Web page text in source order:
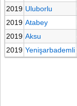
2019 Uluborlu
2019 Atabey
2019 Aksu
2019 Yenişarbademli